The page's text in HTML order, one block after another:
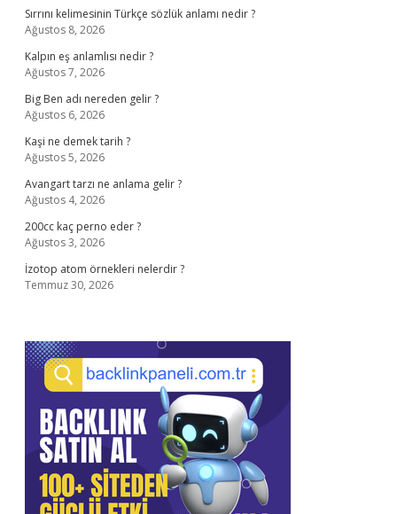
Sırrını kelimesinin Türkçe sözlük anlamı nedir ?
Ağustos 8, 2026
Kalpın eş anlamlısı nedir ?
Ağustos 7, 2026
Big Ben adı nereden gelir ?
Ağustos 6, 2026
Kaşi ne demek tarih ?
Ağustos 5, 2026
Avangart tarzı ne anlama gelir ?
Ağustos 4, 2026
200cc kaç perno eder ?
Ağustos 3, 2026
İzotop atom örnekleri nelerdir ?
Temmuz 30, 2026